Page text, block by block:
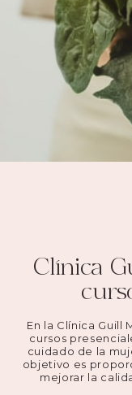
Clínica
En la Clínica Guill
cursos
cuidado de la
objetivo es
mejorar la